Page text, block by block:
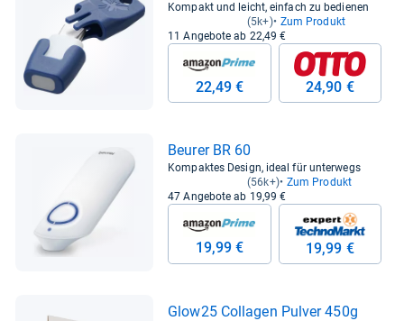
Kompakt und leicht, einfach zu bedienen
(5k+) Zum Produkt
11 Angebote ab 22,49 €
22,49 € 24,90 €
Beu­rer BR 60
Kompaktes Design, ideal für unterwegs
(56k+) Zum Produkt
47 Angebote ab 19,99 €
19,99 € 19,99 €
Glow25 Col­la­gen Pul­ver 450g